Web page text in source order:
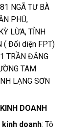
NGÃ TƯ BÀ
PHÚ,
LỪA, TỈNH
( Đối diện FPT)
TRẦN ĐĂNG
TAM
LẠNG SƠN
DOANH
kinh doanh: Tô